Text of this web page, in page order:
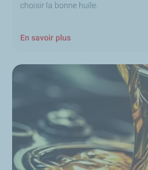
choisir la bonne huile.
En savoir plus